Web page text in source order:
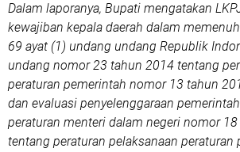
Dalam laporanya, Bupati mengatakan
kewajiban kepala daerah dalam
69 ayat (1) undang undang Republik
undang nomor 23 tahun 2014 tentang
peraturan pemerintah nomor 13 tahun
dan evaluasi penyelenggaraan
peraturan menteri dalam negeri nomor
tentang peraturan pelaksanaan